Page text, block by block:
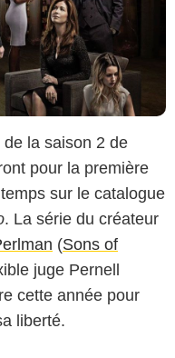
la saison 2 de
pour la première
sur le catalogue
. La série du créateur
(Sons of
juge Pernell
cette année pour
liberté.